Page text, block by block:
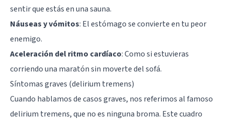
sentir que estás en una sauna.
Náuseas y vómitos: El estómago se convierte en tu peor
enemigo.
Aceleración del ritmo cardíaco: Como si estuvieras
corriendo una maratón sin moverte del sofá.
Síntomas graves (delirium tremens)
Cuando hablamos de casos graves, nos referimos al famoso
delirium tremens, que no es ninguna broma. Este cuadro